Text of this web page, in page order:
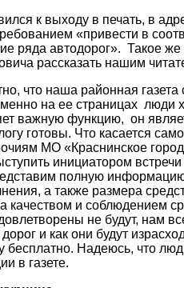
к выходу в печать, в
«привести в
ряда автодорог». Такое
рассказать нашим
что наша районная
на ее страницах люди
важную функцию, он
готовы. Что касается
МО «Краснинское
инициатором
полную
а также размера
качеством и соблюдением
не будут, нам
и как они будут
Надеюсь, что
в газете.